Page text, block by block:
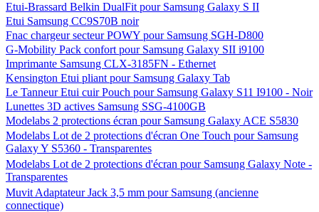
Etui-Brassard Belkin DualFit pour Samsung Galaxy S II
Etui Samsung CC9S70B noir
Fnac chargeur secteur POWY pour Samsung SGH-D800
G-Mobility Pack confort pour Samsung Galaxy SII i9100
Imprimante Samsung CLX-3185FN - Ethernet
Kensington Etui pliant pour Samsung Galaxy Tab
Le Tanneur Etui cuir Pouch pour Samsung Galaxy S11 I9100 - Noir
Lunettes 3D actives Samsung SSG-4100GB
Modelabs 2 protections écran pour Samsung Galaxy ACE S5830
Modelabs Lot de 2 protections d'écran One Touch pour Samsung
Galaxy Y S5360 - Transparentes
Modelabs Lot de 2 protections d'écran pour Samsung Galaxy Note -
Transparentes
Muvit Adaptateur Jack 3,5 mm pour Samsung (ancienne
connectique)